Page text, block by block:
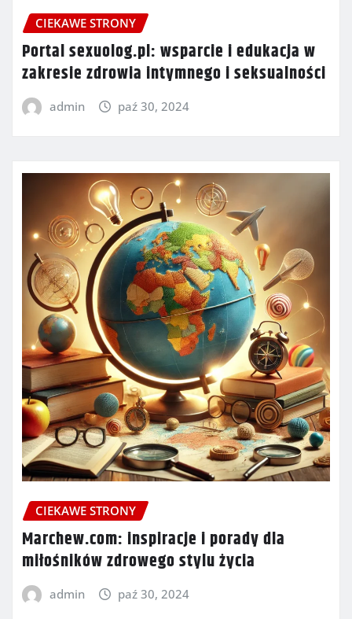
CIEKAWE STRONY
Portal sexuolog.pl: wsparcie i edukacja w
zakresie zdrowia intymnego i seksualności
admin paź 30, 2024
CIEKAWE STRONY
Marchew.com: inspiracje i porady dla
miłośników zdrowego stylu życia
admin paź 30, 2024